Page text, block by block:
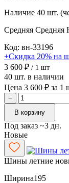
Наличие 40 шт.
Средняя Средняя
Код: вн-33196
+Скидка 20% на
3 600 ₽ / 1 шт
40 шт. в наличии
Цена 3 600 ₽ за 1
−
В корзину
Под заказ ~3 дн.
Новые
Шины летние
Ширина195